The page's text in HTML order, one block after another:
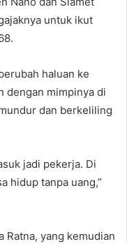
untuk ikut
haluan ke
dengan mimpinya di
dan berkeliling
jadi pekerja. Di
hidup tanpa uang,”
Ratna, yang kemudian